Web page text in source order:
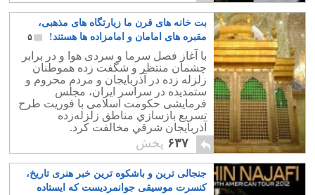
بت خانه های قرن ما زیارتگاه های مذهبی،
مقبره های امامان و امامزاده ها هستند!
۵
با آغاز فصل سرما و سردی هوا و در برابر
چشمان منتظر و شگفت زده هموطنان
زلزله زده در آذربایجان و مردم محروم و
ستمدیده در سراسر ایران، مجلس
فرمایشی حکومت اسلامی با فوريت طرح
تسريع بازسازي مناطق زلزله‌زده
آذربايجان شرقي مخالفت کرد.
۶۳۷ پخش
جنجالی ترین و باشکوه ترین خبر هنری تاریخ،
کنسرت موسیقی جوانمردیست که ایستاده